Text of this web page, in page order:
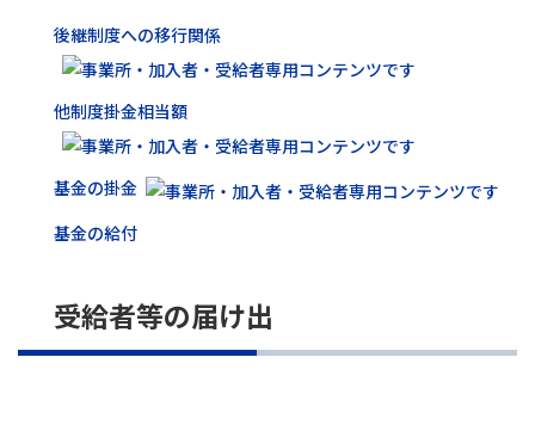
後継制度への移行関係
他制度掛金相当額
基金の掛金
基金の給付
受給者等の届け出